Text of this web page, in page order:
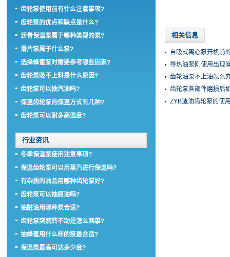
相关信息
自吸式离心泵开机前
导热油泵刚使用出现
齿轮油泵不上油怎么
齿轮泵各部件磨损后
ZYB渣油齿轮泵的使
齿轮泵使用前有什么注意事项?
齿轮泵的优点和缺点是什么?
沥青保温泵属于哪种类型的泵?
滑片泵属于什么泵?
选择蜂蜜泵时需要参考哪些因素?
齿轮泵吸不上料是什么原因?
齿轮泵可以抽汽油吗?
保温齿轮泵的保温方式有几种?
齿轮泵可以耐多高温度?
行业资讯
冬季保温泵使用注意事项?
保温齿轮泵可以用蒸汽进行保温吗?
有杂质的油品用哪种齿轮泵好?
齿轮泵可以抽原油吗?
抽脏油用哪种泵合适?
齿轮泵突然转不动是怎么回事?
抽蜂蜜用什么样的泵最合适?
保温泵最高可达多少度?